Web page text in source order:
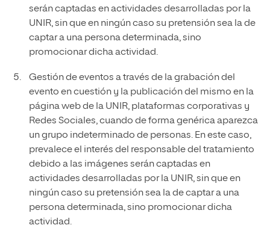
serán captadas en actividades desarrolladas por la
UNIR, sin que en ningún caso su pretensión sea la de
captar a una persona determinada, sino
promocionar dicha actividad.
Gestión de eventos a través de la grabación del
evento en cuestión y la publicación del mismo en la
página web de la UNIR, plataformas corporativas y
Redes Sociales, cuando de forma genérica aparezca
un grupo indeterminado de personas. En este caso,
prevalece el interés del responsable del tratamiento
debido a las imágenes serán captadas en
actividades desarrolladas por la UNIR, sin que en
ningún caso su pretensión sea la de captar a una
persona determinada, sino promocionar dicha
actividad.